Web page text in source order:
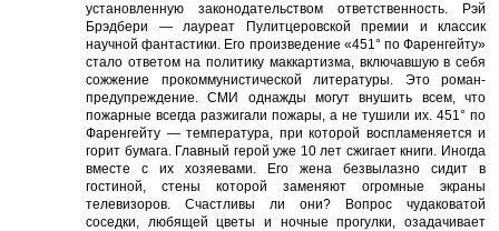
установленную законодательством ответственность. Рэй
Брэдбери — лауреат Пулитцеровской премии и классик
научной фантастики. Его произведение «451° по Фаренгейту»
стало ответом на политику маккартизма, включавшую в себя
сожжение прокоммунистической литературы. Это роман-
предупреждение. СМИ однажды могут внушить всем, что
пожарные всегда разжигали пожары, а не тушили их. 451° по
Фаренгейту — температура, при которой воспламеняется и
горит бумага. Главный герой уже 10 лет сжигает книги. Иногда
вместе с их хозяевами. Его жена безвылазно сидит в
гостиной, стены которой заменяют огромные экраны
телевизоров. Счастливы ли они? Вопрос чудаковатой
соседки, любящей цветы и ночные прогулки, озадачивает